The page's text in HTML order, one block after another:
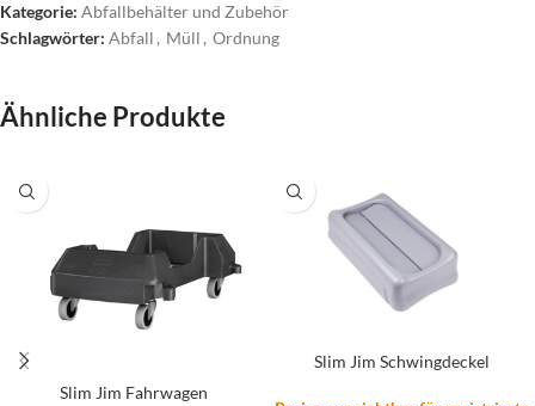
Kategorie: Abfallbehälter und Zubehör
Schlagwörter: Abfall , Müll , Ordnung
Ähnliche Produkte
Slim Jim Fahrwagen
Slim Jim Schwingdeckel